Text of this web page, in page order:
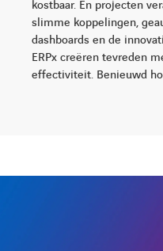
kostbaar. En projecten
slimme koppelingen,
dashboards en de
ERPx creëren tevreden
effectiviteit. Benieuwd